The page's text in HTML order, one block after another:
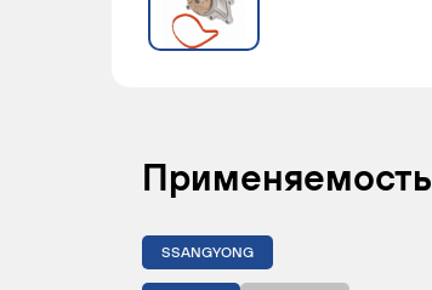
Применяемость
SSANGYONG